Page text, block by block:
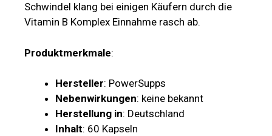
Schwindel klang bei einigen Käufern durch die
Vitamin B Komplex Einnahme rasch ab.
Produktmerkmale:
Hersteller: PowerSupps
Nebenwirkungen: keine bekannt
Herstellung in: Deutschland
Inhalt: 60 Kapseln